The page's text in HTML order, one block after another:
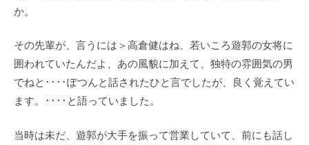
か。
その先輩が、言うには＞高倉健はね、若いころ遊郭の女将に
囲われていたんだよ、あの風貌に加えて、独特の雰囲気の男
でねと････ぽつんと話されたひと言でしたが、良く覚えてい
ます。････と語っていました。
当時は未だ、遊郭が大手を振って営業していて、前にも話し